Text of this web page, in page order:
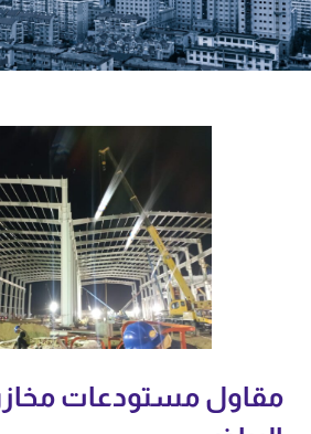
مقاول مستودعات